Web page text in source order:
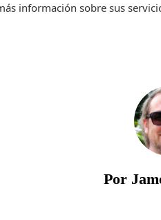
información sobre sus
Por